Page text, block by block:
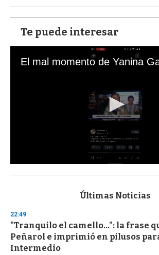
Te puede interesar
s
d
s
o
f
3
Últimas Noticias
22:49
"Tranquilo el camello...": la frase
Peñarol e imprimió en pilusos
Intermedio